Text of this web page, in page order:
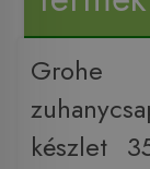
Grohe
készlet